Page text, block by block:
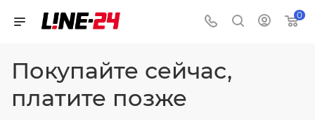
0
Покупайте сейчас,
платите позже